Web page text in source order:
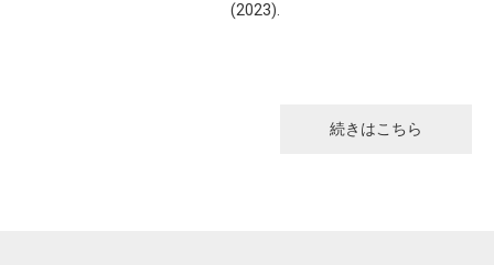
(2023).
続きはこちら